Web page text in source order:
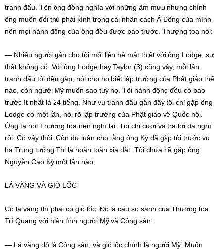
tranh đấu. Tên ông đồng nghĩa với những âm mưu nhưng chính
ông muốn đối thủ phải kính trọng cái nhân cách Á Đông của mình
nên mọi hành động của ông đều được báo trước. Thượng toạ nói:
— Nhiều người gán cho tôi mối liên hệ mật thiết với ông Lodge, sự
thật không có. Với ông Lodge hay Taylor (3) cũng vậy, mỗi lần
tranh đấu tôi đều gặp, nói cho họ biết lập trường của Phật giáo thế
nào, còn người Mỹ muốn sao tuỳ họ. Tôi hành động đều có báo
trước ít nhất là 24 tiếng. Như vụ tranh đâu gần đây tôi chỉ gặp ông
Lodge có một lần, nói rõ lập trường của Phật giáo về Quốc hội.
Ông ta nói Thượng toạ nên nghĩ lại. Tôi chỉ cười và trả lời đã nghĩ
rồi. Có vậy thôi. Còn dư luận cho rằng ông Kỳ đã gặp tôi trước vụ
hạ Trung tướng Thi là hoàn toàn bịa đặt. Tôi chưa hề gặp ông
Nguyễn Cao Kỳ một lần nào.
LÁ VÀNG VÀ GIÓ LỐC
Có lá vàng thì phải có gió lốc. Đó là câu so sánh của Thượng toạ
Trí Quang với hiện tình người Mỹ và Cộng sản:
— Lá vàng đó là Cộng sản, và gió lốc chính là người Mỹ. Muốn